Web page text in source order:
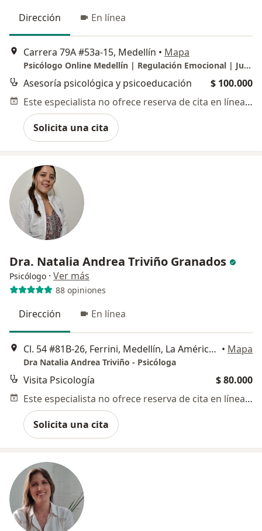
Dirección En línea
Carrera 79A #53a-15, Medellín • Mapa
Psicólogo Online Medellín | Regulación Emocional | Juanse Garay
Asesoría psicológica y psicoeducación
$ 100.000
Este especialista no ofrece reserva de cita en línea en esta dirección.
Solicita una cita
Dra. Natalia Andrea Triviño Granados
Psicólogo · Ver más
88 opiniones
Dirección En línea
Cl. 54 #81B-26, Ferrini, Medellín, La América, Medellín, Antioquia, Medellín • Mapa
Dra Natalia Andrea Triviño - Psicóloga
Visita Psicología
$ 80.000
Este especialista no ofrece reserva de cita en línea en esta dirección.
Solicita una cita